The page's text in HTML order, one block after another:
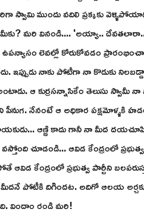
స్వామి ముందు వదిలి ప్రక్కకు
మరి వినండి.... 'అయ్యా..
లెవల్లో కోరుకోవడం
ఇప్పుడు నాకు పోటీగా నా కొడుకు
అంటాడు. ఆ కుర్రసన్నాసికేం తెలుసు
పీనుగ. నేనంటే ఆ అధికార పక్షమోళ్ళకి
ఆణ్ణి కాదు గానీ నా మీద
చూడండి... ఆవిడ కేంద్రంలో
కేంద్రంలో ప్రభుత్వ పార్టీని
పోటీకి దిగిందట. అదిగో ఆలయ
విందాం రండి మరి!